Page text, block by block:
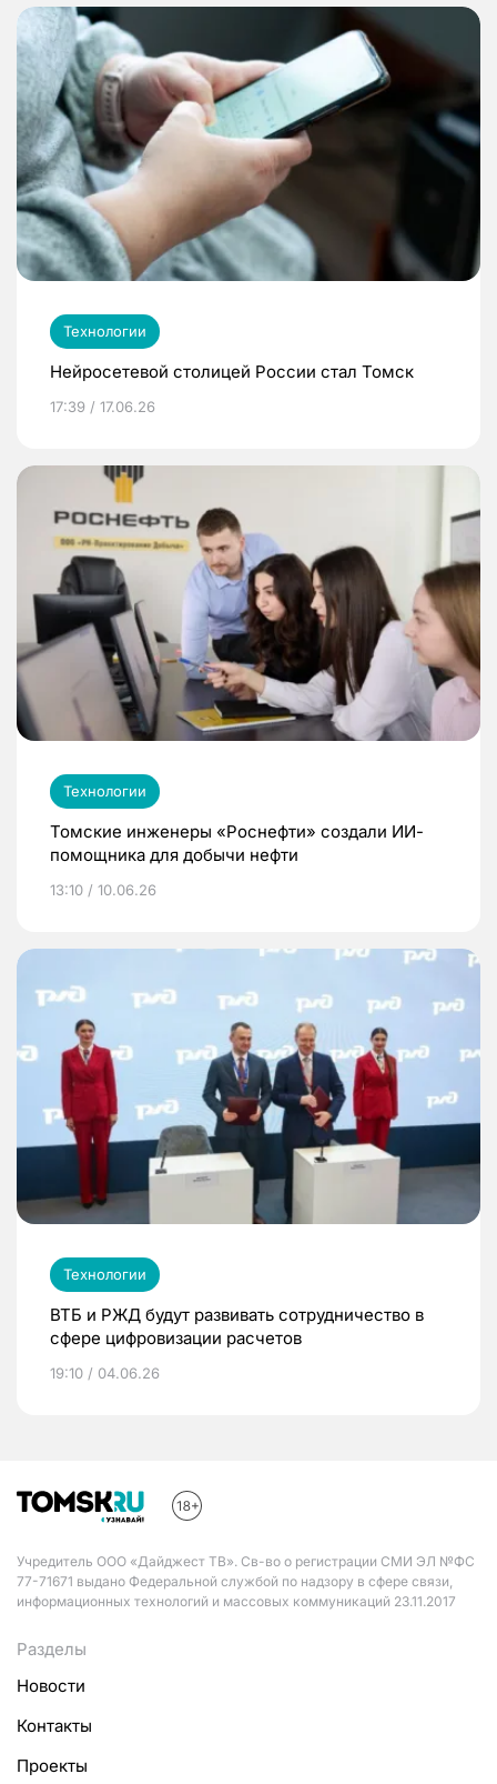
Технологии
Нейросетевой столицей России стал Томск
17:39 / 17.06.26
Технологии
Томские инженеры «Роснефти» создали ИИ-
помощника для добычи нефти
13:10 / 10.06.26
Технологии
ВТБ и РЖД будут развивать сотрудничество в
сфере цифровизации расчетов
19:10 / 04.06.26
Учредитель ООО «Дайджест ТВ». Св-во о регистрации СМИ ЭЛ №ФС
77-71671 выдано Федеральной службой по надзору в сфере связи,
информационных технологий и массовых коммуникаций 23.11.2017
Разделы
Новости
Контакты
Проекты